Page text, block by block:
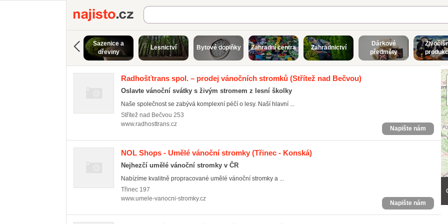
Najisto.cz
Sazenice a
dřeviny
Lesnictví Bytové doplňky Zahradní centra Zahradnictví
Dárkové
předměty
Radhošťtrans spol. – prodej vánočních stromků (Střítež nad Bečvou)
Oslavte vánoční svátky s živým stromem z lesní školky
Naše společnost se zabývá komplexní péčí o lesy. Naší hlavní ...
Střítež nad Bečvou 253
www.radhosttrans.cz
Napište nám
NOL Shops - Umělé vánoční stromky (Třinec - Konská)
Nejhezčí umělé vánoční stromky v ČR
Nabízíme kvalitně propracované umělé vánoční stromky a ...
Třinec 197
www.umele-vanocni-stromky.cz
Napište nám